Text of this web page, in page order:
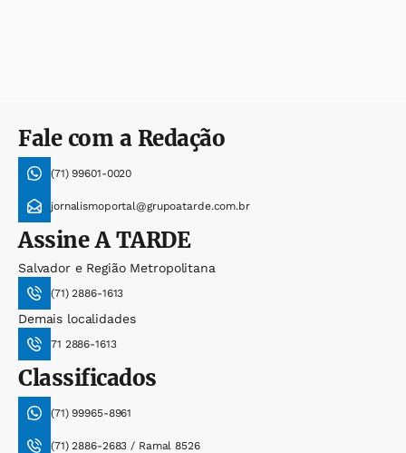
Fale com a Redação
(71) 99601-0020
jornalismoportal@grupoatarde.com.br
AssineA TARDE
Salvador e Região Metropolitana
(71) 2886-1613
Demais localidades
71 2886-1613
Classificados
(71) 99965-8961
(71) 2886-2683 / Ramal 8526